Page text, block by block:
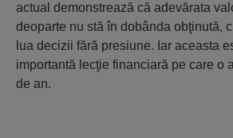
actual demonstrează că adevărata
deoparte nu stă în dobânda obţinută,
lua decizii fără presiune. Iar aceasta
importantă lecţie financiară pe care o
de an.